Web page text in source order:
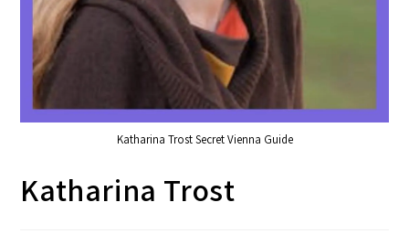
Katharina Trost Secret Vienna Guide
Katharina Trost